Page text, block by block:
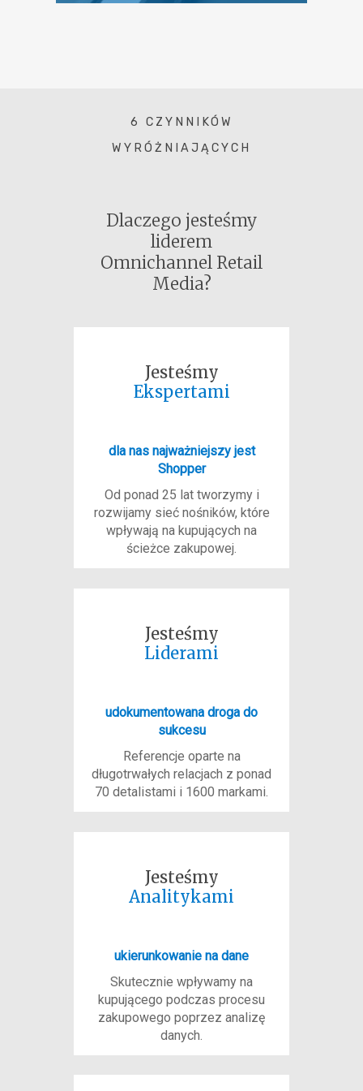
6 CZYNNIKÓW
WYRÓŻNIAJĄCYCH
Dlaczego jesteśmy
liderem
Omnichannel Retail
Media?
Jesteśmy
Ekspertami
dla nas najważniejszy jest
Shopper
Od ponad 25 lat tworzymy i
rozwijamy sieć nośników, które
wpływają na kupujących na
ścieżce zakupowej.
Jesteśmy
Liderami
udokumentowana droga do
sukcesu
Referencje oparte na
długotrwałych relacjach z ponad
70 detalistami i 1600 markami.
Jesteśmy
Analitykami
ukierunkowanie na dane
Skutecznie wpływamy na
kupującego podczas procesu
zakupowego poprzez analizę
danych.